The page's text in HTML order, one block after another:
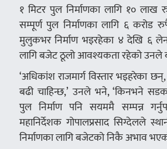
१ मिटर पुल निर्माणका लागि १० लाख
सम्पूर्ण पुल निर्माणका लागि ६ करोड
मुलुकभर निर्माण भइरहेका ४ देखि ६
लागि बजेट ठूलो आवश्यकता रहेको उनले
‘अधिकांश राजमार्ग विस्तार भइहरेका
बढी चाहिन्छ,’ उनले भने, ‘किनभने
पुल निर्माण पनि सयममै सम्पन्न
महानिर्देशक गोपालप्रसाद सिग्देलले
निर्माणका लागि बजेटको निकै अभाव